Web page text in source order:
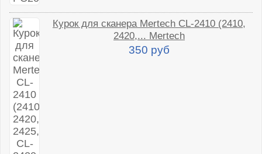
Курок для сканера Mertech CL-2410 (2410,
2420,... Mertech
350 руб